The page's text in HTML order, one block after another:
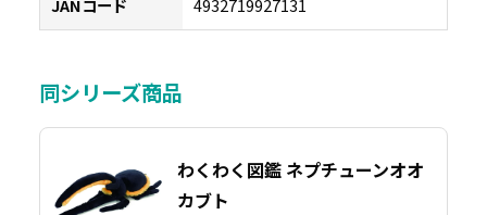
同シリーズ商品
わくわく図鑑 ネプチューンオオ
カブト